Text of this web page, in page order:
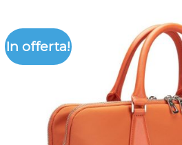
In offerta!